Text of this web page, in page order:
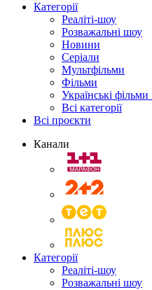
Категорії
Реаліті-шоу
Розважальні шоу
Новини
Серіали
Мультфільми
Фільми
Українські фільми
Всі категорії
Всі проєкти
Канали
Категорії
Реаліті-шоу
Розважальні шоу